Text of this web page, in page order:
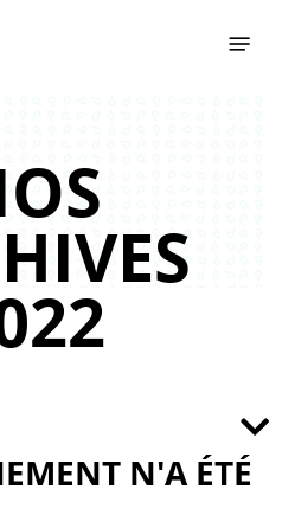
N'A ÉTÉ